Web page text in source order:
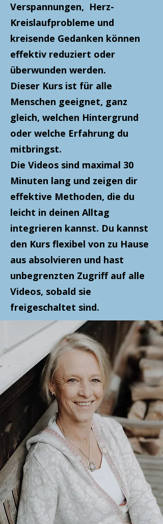
Verspannungen, Herz-
Kreislaufprobleme und
kreisende Gedanken können
effektiv reduziert oder
überwunden werden.
Dieser Kurs ist für alle
Menschen geeignet, ganz
gleich, welchen Hintergrund
oder welche Erfahrung du
mitbringst.
Die Videos sind maximal 30
Minuten lang und zeigen dir
effektive Methoden, die du
leicht in deinen Alltag
integrieren kannst. Du kannst
den Kurs flexibel von zu Hause
aus absolvieren und hast
unbegrenzten Zugriff auf alle
Videos, sobald sie
freigeschaltet sind.